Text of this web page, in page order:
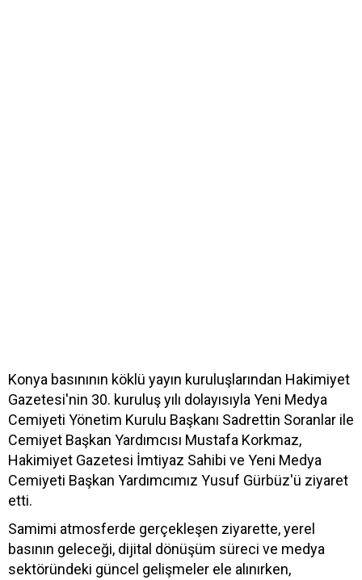
Konya basınının köklü yayın kuruluşlarından Hakimiyet
Gazetesi'nin 30. kuruluş yılı dolayısıyla Yeni Medya
Cemiyeti Yönetim Kurulu Başkanı Sadrettin Soranlar ile
Cemiyet Başkan Yardımcısı Mustafa Korkmaz,
Hakimiyet Gazetesi İmtiyaz Sahibi ve Yeni Medya
Cemiyeti Başkan Yardımcımız Yusuf Gürbüz'ü ziyaret
etti.
Samimi atmosferde gerçekleşen ziyarette, yerel
basının geleceği, dijital dönüşüm süreci ve medya
sektöründeki güncel gelişmeler ele alınırken,